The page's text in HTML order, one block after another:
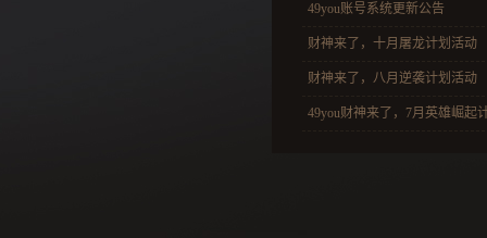
49you账号系统更新公告
财神来了，十月屠龙计划活动
财神来了，八月逆袭计划活动
49you财神来了，7月英雄崛起